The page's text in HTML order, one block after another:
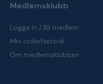
Medlemsklubb
Logga in / Bli medlem
Min orderhistorik
Om medlemsklubben